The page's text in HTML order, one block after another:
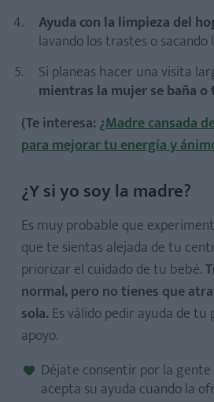
Ayuda con la limpieza del
lavando los trastes o sacando
Si planeas hacer una visita
mientras la mujer se baña
(Te interesa: ¿Madre cansada
para mejorar tu energía y
¿Y si yo soy la madre?
Es muy probable que
que te sientas alejada de tu
priorizar el cuidado de tu bebé.
normal, pero no tienes que
sola. Es válido pedir ayuda de tu
apoyo.
Déjate consentir por la
acepta su ayuda cuando la